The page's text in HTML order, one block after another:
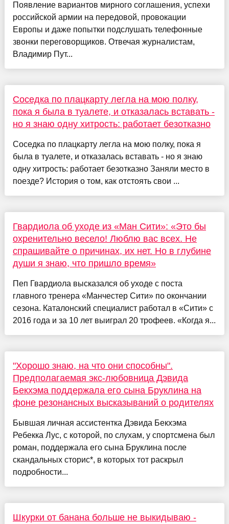
Появление вариантов мирного соглашения, успехи
российской армии на передовой, провокации
Европы и даже попытки подслушать телефонные
звонки переговорщиков. Отвечая журналистам,
Владимир Пут...
Соседка по плацкарту легла на мою полку,
пока я была в туалете, и отказалась вставать -
но я знаю одну хитрость: работает безотказно
Соседка по плацкарту легла на мою полку, пока я
была в туалете, и отказалась вставать - но я знаю
одну хитрость: работает безотказно Заняли место в
поезде? История о том, как отстоять свои ...
Гвардиола об уходе из «Ман Сити»: «Это бы
охренительно весело! Люблю вас всех. Не
спрашивайте о причинах, их нет. Но в глубине
души я знаю, что пришло время»
Пеп Гвардиола высказался об уходе с поста
главного тренера «Манчестер Сити» по окончании
сезона. Каталонский специалист работал в «Сити» с
2016 года и за 10 лет выиграл 20 трофеев. «Когда я...
"Хорошо знаю, на что они способны".
Предполагаемая экс-любовница Дэвида
Бекхэма поддержала его сына Бруклина на
фоне резонансных высказываний о родителях
Бывшая личная ассистентка Дэвида Бекхэма
Ребекка Лус, с которой, по слухам, у спортсмена был
роман, поддержала его сына Бруклина после
скандальных сторис*, в которых тот раскрыл
подробности...
Шкурки от банана больше не выкидываю -